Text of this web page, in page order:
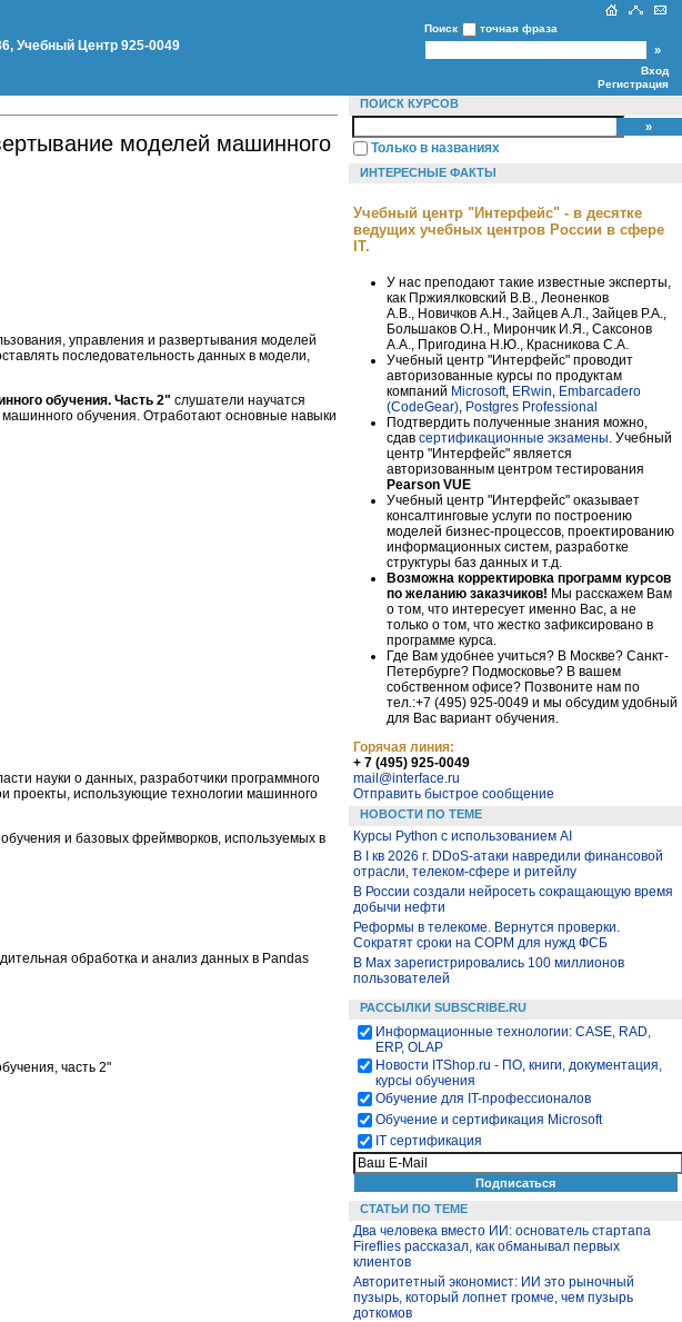
Учебный Центр 925-0049
Поиск точная фраза
Вход
Регистрация
моделей машинного
управления и развертывания моделей
последовательность данных в модели,
обучения. Часть 2" слушатели научатся
обучения. Отработают основные навыки
науки о данных, разработчики программного
проекты, использующие технологии машинного
и базовых фреймворков, используемых в
обработка и анализ данных в Pandas
часть 2"
ПОИСК КУРСОВ
Только в названиях
ИНТЕРЕСНЫЕ ФАКТЫ
Учебный центр "Интерфейс" - в десятке
ведущих учебных центров России в сфере
IT.
У нас преподают такие известные эксперты,
как Пржиялковский В.В., Леоненков
А.В., Новичков А.Н., Зайцев А.Л., Зайцев Р.А.,
Большаков О.Н., Мирончик И.Я., Саксонов
А.А., Пригодина Н.Ю., Красникова С.А.
Учебный центр "Интерфейс" проводит
авторизованные курсы по продуктам
компаний Microsoft, ERwin Embarcadero
(CodeGear) Postgres Professional
Подтвердить полученные знания можно,
сдав сертификационные экзамены . Учебный
центр "Интерфейс" является
авторизованным центром тестирования
Pearson VUE
Учебный центр "Интерфейс" оказывает
консалтинговые услуги по построению
моделей бизнес-процессов, проектированию
информационных систем, разработке
структуры баз данных и т.д.
Возможна корректировка программ курсов
по желанию заказчиков! Мы расскажем Вам
о том, что интересует именно Вас, а не
только о том, что жестко зафиксировано в
программе курса.
Где Вам удобнее учиться? В Москве? Санкт-
Петербурге? Подмосковье? В вашем
собственном офисе? Позвоните нам по
тел.:+7 (495) 925-0049 и мы обсудим удобный
для Вас вариант обучения.
Горячая линия:
+ 7 (495) 925-0049
mail@interface.ru
Отправить быстрое сообщение
НОВОСТИ ПО ТЕМЕ
Курсы Python c использованием AI
В I кв 2026 г. DDoS-атаки навредили финансовой
отрасли, телеком-сфере и ритейлу
В России создали нейросеть сокращающую время
добычи нефти
Реформы в телекоме. Вернутся проверки.
Сократят сроки на СОРМ для нужд ФСБ
В Max зарегистрировались 100 миллионов
пользователей
РАССЫЛКИ SUBSCRIBE.RU
Информационные технологии: CASE, RAD,
ERP, OLAP
Новости ITShop.ru - ПО, книги, документация,
курсы обучения
Обучение для IT-профессионалов
Обучение и сертификация Microsoft
IT сертификация
СТАТЬИ ПО ТЕМЕ
Два человека вместо ИИ: основатель стартапа
Fireflies рассказал, как обманывал первых
клиентов
Авторитетный экономист: ИИ это рыночный
пузырь, который лопнет громче, чем пузырь
доткомов